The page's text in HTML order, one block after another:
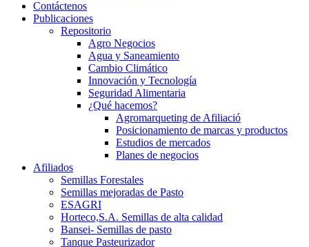
Contáctenos
Publicaciones
Repositorio
Agro Negocios
Agua y Saneamiento
Cambio Climático
Innovación y Tecnología
Seguridad Alimentaria
¿Qué hacemos?
Agromarqueting de Afiliació
Posicionamiento de marcas y productos
Estudios de mercados
Planes de negocios
Afiliados
Semillas Forestales
Semillas mejoradas de Pasto
ESAGRI
Horteco,S.A. Semillas de alta calidad
Bansei- Semillas de pasto
Tanque Pasteurizador